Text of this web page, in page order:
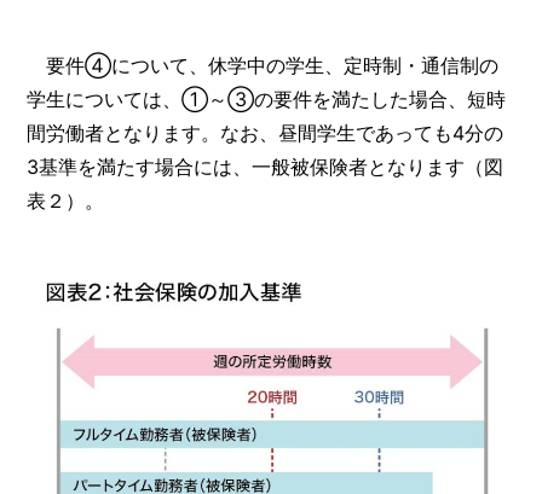
要件④について、休学中の学生、定時制・通信制の
学生については、①～③の要件を満たした場合、短時
間労働者となります。なお、昼間学生であっても4分の
3基準を満たす場合には、一般被保険者となります（図
表２）。